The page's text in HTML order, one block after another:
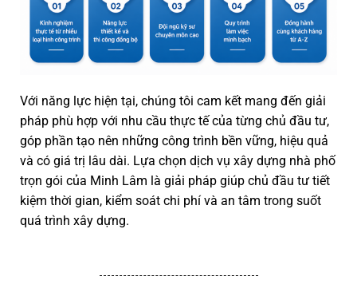
Với năng lực hiện tại, chúng tôi cam kết mang đến giải
pháp phù hợp với nhu cầu thực tế của từng chủ đầu tư,
góp phần tạo nên những công trình bền vững, hiệu quả
và có giá trị lâu dài. Lựa chọn dịch vụ xây dựng nhà phố
trọn gói của Minh Lâm là giải pháp giúp chủ đầu tư tiết
kiệm thời gian, kiểm soát chi phí và an tâm trong suốt
quá trình xây dựng.